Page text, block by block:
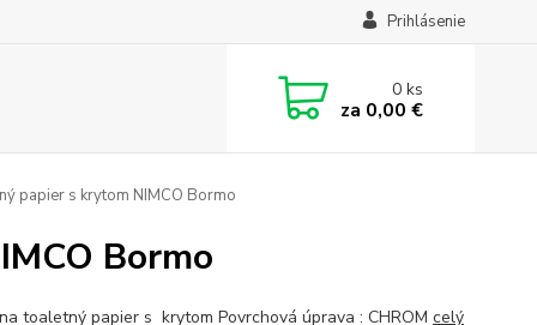
Prihlásenie
0ks
za 0,00 €
papier s krytom NIMCO Bormo
Bormo
toaletný papier s krytom Povrchová úprava : CHROM celý